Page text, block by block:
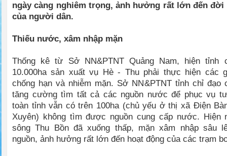
ngày càng nghiêm trọng, ảnh hưởng rất lớn đến đời
của người dân.
Thiếu nước, xâm nhập mặn
Thống kê từ Sở NN&PTNT Quảng Nam, hiện tỉnh
10.000ha sản xuất vụ Hè - Thu phải thực hiện các
chống hạn và nhiễm mặn. Sở NN&PTNT tỉnh chỉ đạo
tăng cường tìm tất cả các nguồn nước để phục vụ
toàn tỉnh vẫn có trên 100ha (chủ yếu ở thị xã Điện
Xuyên) không tìm được nguồn cung cấp nước. Hiện
sông Thu Bồn đã xuống thấp, mặn xâm nhập sâu
nguồn, ảnh hưởng rất lớn đến hoạt động của các trạm